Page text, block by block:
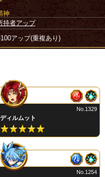
神
持者アップ
アップ(重複あり)
ディルムット
No.1329
No.1254